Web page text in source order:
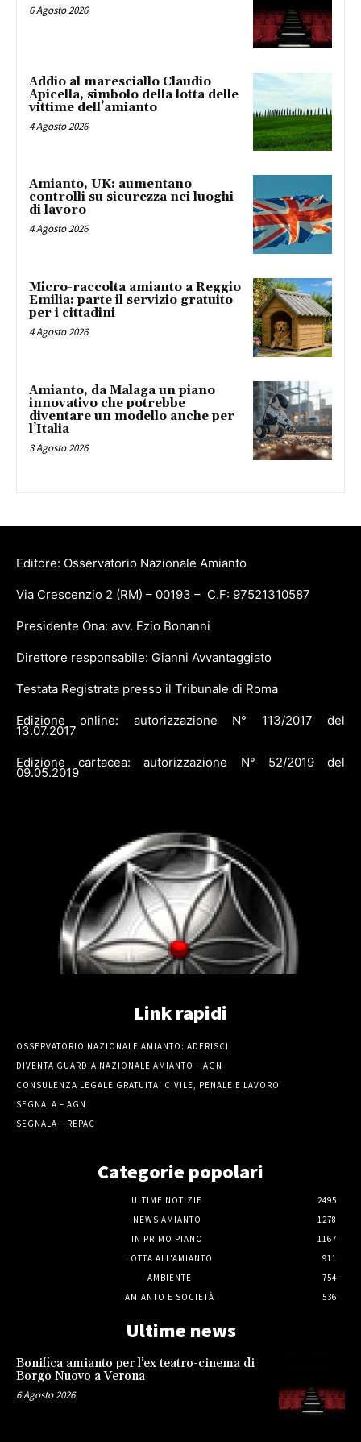
6 Agosto 2026
Addio al maresciallo Claudio
Apicella, simbolo della lotta delle
vittime dell’amianto
4 Agosto 2026
Amianto, UK: aumentano
controlli su sicurezza nei luoghi
di lavoro
4 Agosto 2026
Micro-raccolta amianto a Reggio
Emilia: parte il servizio gratuito
per i cittadini
4 Agosto 2026
Amianto, da Malaga un piano
innovativo che potrebbe
diventare un modello anche per
l’Italia
3 Agosto 2026
Editore: Osservatorio Nazionale Amianto
Via Crescenzio 2 (RM) – 00193 – C.F: 97521310587
Presidente Ona: avv. Ezio Bonanni
Direttore responsabile: Gianni Avvantaggiato
Testata Registrata presso il Tribunale di Roma
Edizione online: autorizzazione N° 113/2017 del
13.07.2017
Edizione cartacea: autorizzazione N° 52/2019 del
09.05.2019
Link rapidi
OSSERVATORIO NAZIONALE AMIANTO: ADERISCI
DIVENTA GUARDIA NAZIONALE AMIANTO – AGN
CONSULENZA LEGALE GRATUITA: CIVILE, PENALE E LAVORO
SEGNALA – AGN
SEGNALA – REPAC
Categorie popolari
ULTIME NOTIZIE
2495
NEWS AMIANTO
1278
IN PRIMO PIANO
1167
LOTTA ALL'AMIANTO
911
AMBIENTE
754
AMIANTO E SOCIETÀ
536
Ultime news
Bonifica amianto per l’ex teatro-cinema di
Borgo Nuovo a Verona
6 Agosto 2026